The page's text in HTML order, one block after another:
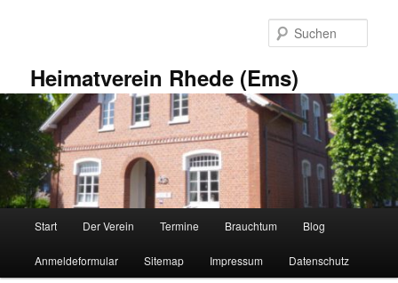
Heimatverein Rhede (Ems)
Start Der Verein Termine Brauchtum Blog
Anmeldeformular Sitemap Impressum Datenschutz